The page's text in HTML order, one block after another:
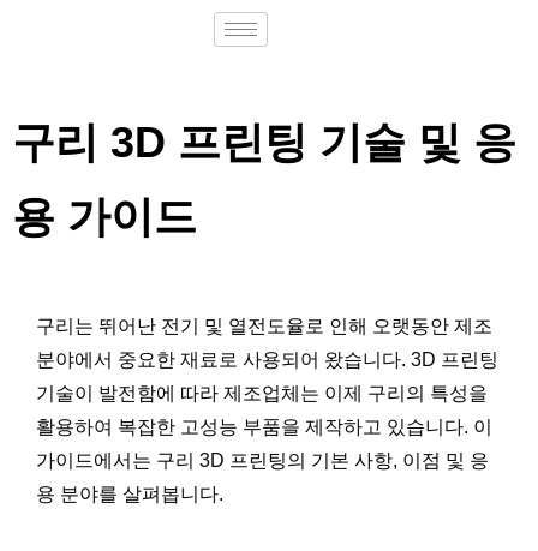
구리 3D 프린팅 기술 및 응
용 가이드
구리는 뛰어난 전기 및 열전도율로 인해 오랫동안 제조
분야에서 중요한 재료로 사용되어 왔습니다. 3D 프린팅
기술이 발전함에 따라 제조업체는 이제 구리의 특성을
활용하여 복잡한 고성능 부품을 제작하고 있습니다. 이
가이드에서는 구리 3D 프린팅의 기본 사항, 이점 및 응
용 분야를 살펴봅니다.